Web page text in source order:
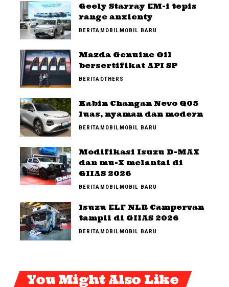
Geely Starray EM-i tepis
range anxienty
BERITAMOBILMOBIL BARU
Mazda Genuine Oil
bersertifikat API SP
BERITAOTHERS
Kabin Changan Nevo Q05
luas, nyaman dan modern
BERITAMOBILMOBIL BARU
Modifikasi Isuzu D-MAX
dan mu-X melantai di
GIIAS 2026
BERITAMOBILMOBIL BARU
Isuzu ELF NLR Campervan
tampil di GIIAS 2026
BERITAMOBILMOBIL BARU
You Might Also Like